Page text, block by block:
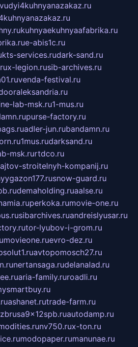
kuhnyaekuhnyaafabrika.ru
e-abis1c.ru
kts-services.rudark-sand.ru
x-legion.rusib-archives.ru
venda-festival.ru
lab-msk.ru1-mus.ru
purse-factory.ru
adler-jun.rubandamn.ru
1mus.rudarksand.ru
msk.rurtdco.ru
stroitelnyh-kompanij.ru
snow-guard.ru
demaholding.ruaalse.ru
perkoka.rumovie-one.ru
sibarchives.ruandreislyusar.ru
tor-lyubov-i-grom.ru
movieone.ruevro-dez.ru
avtopomosch27.ru
nertansaga.rudelanalad.ru
aria-family.ruroadli.ru
ashanet.rutrade-farm.ru
autodamp.ru
nv750.rux-ton.ru
modopaper.rumanunae.ru